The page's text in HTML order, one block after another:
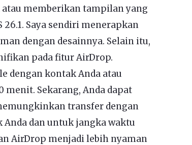
memberikan tampilan yang
Saya sendiri menerapkan
dengan desainnya. Selain itu,
pada fitur AirDrop.
dengan kontak Anda atau
menit. Sekarang, Anda dapat
transfer dengan
dan untuk jangka waktu
AirDrop menjadi lebih nyaman